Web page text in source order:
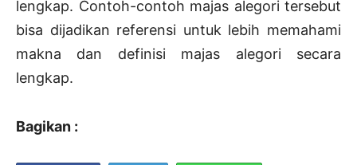
lengkap. Contoh-contoh majas alegori tersebut
bisa dijadikan referensi untuk lebih memahami
makna dan definisi majas alegori secara
lengkap.
Bagikan :